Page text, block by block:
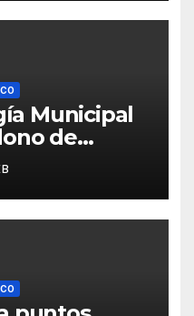
Municipal
de
Tulipanes